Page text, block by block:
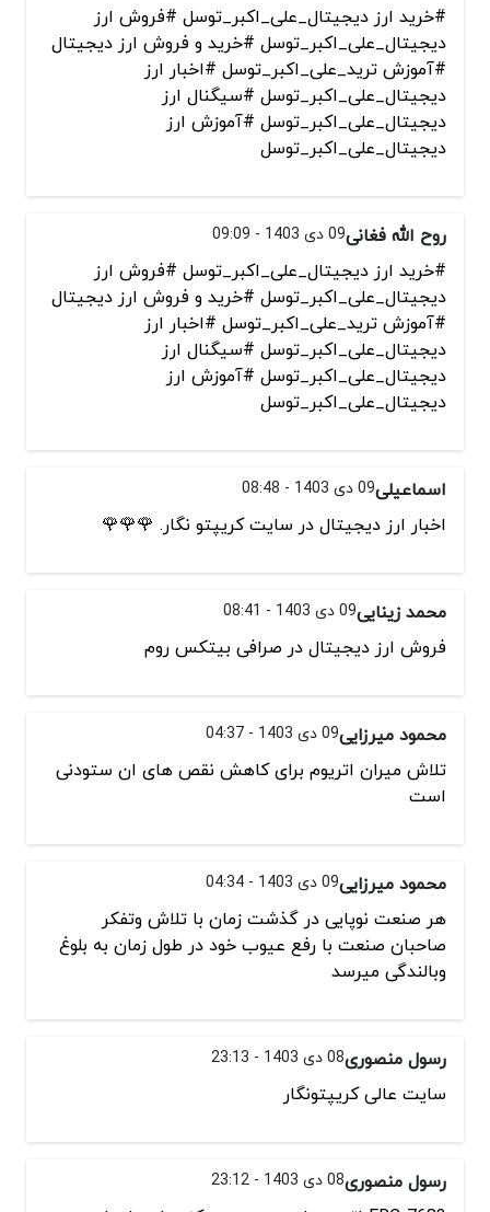
#خرید ارز دیجیتال_علی_اکبر_توسل #فروش ارز
دیجیتال_علی_اکبر_توسل #خرید و فروش ارز دیجیتال
#آموزش ترید_علی_اکبر_توسل #اخبار ارز
دیجیتال_علی_اکبر_توسل #سیگنال ارز
دیجیتال_علی_اکبر_توسل #آموزش ارز
دیجیتال_علی_اکبر_توسل
روح الله فغانی09 دی 1403 - 09:09
#خرید ارز دیجیتال_علی_اکبر_توسل #فروش ارز
دیجیتال_علی_اکبر_توسل #خرید و فروش ارز دیجیتال
#آموزش ترید_علی_اکبر_توسل #اخبار ارز
دیجیتال_علی_اکبر_توسل #سیگنال ارز
دیجیتال_علی_اکبر_توسل #آموزش ارز
دیجیتال_علی_اکبر_توسل
اسماعیلی09 دی 1403 - 08:48
اخبار ارز دیجیتال در سایت کریپتو نگار. 🌹🌹🌹
محمد زینایی09 دی 1403 - 08:41
فروش ارز دیجیتال در صرافی بیتکس روم
محمود میرزایی09 دی 1403 - 04:37
تلاش میران اتریوم برای کاهش نقص های ان ستودنی
است
محمود میرزایی09 دی 1403 - 04:34
هر صنعت نوپایی در گذشت زمان با تلاش وتفکر
صاحبان صنعت با رفع عیوب خود در طول زمان به بلوغ
وبالندگی میرسد
رسول منصوری08 دی 1403 - 23:13
سایت عالی کریپتونگار
رسول منصوری08 دی 1403 - 23:12